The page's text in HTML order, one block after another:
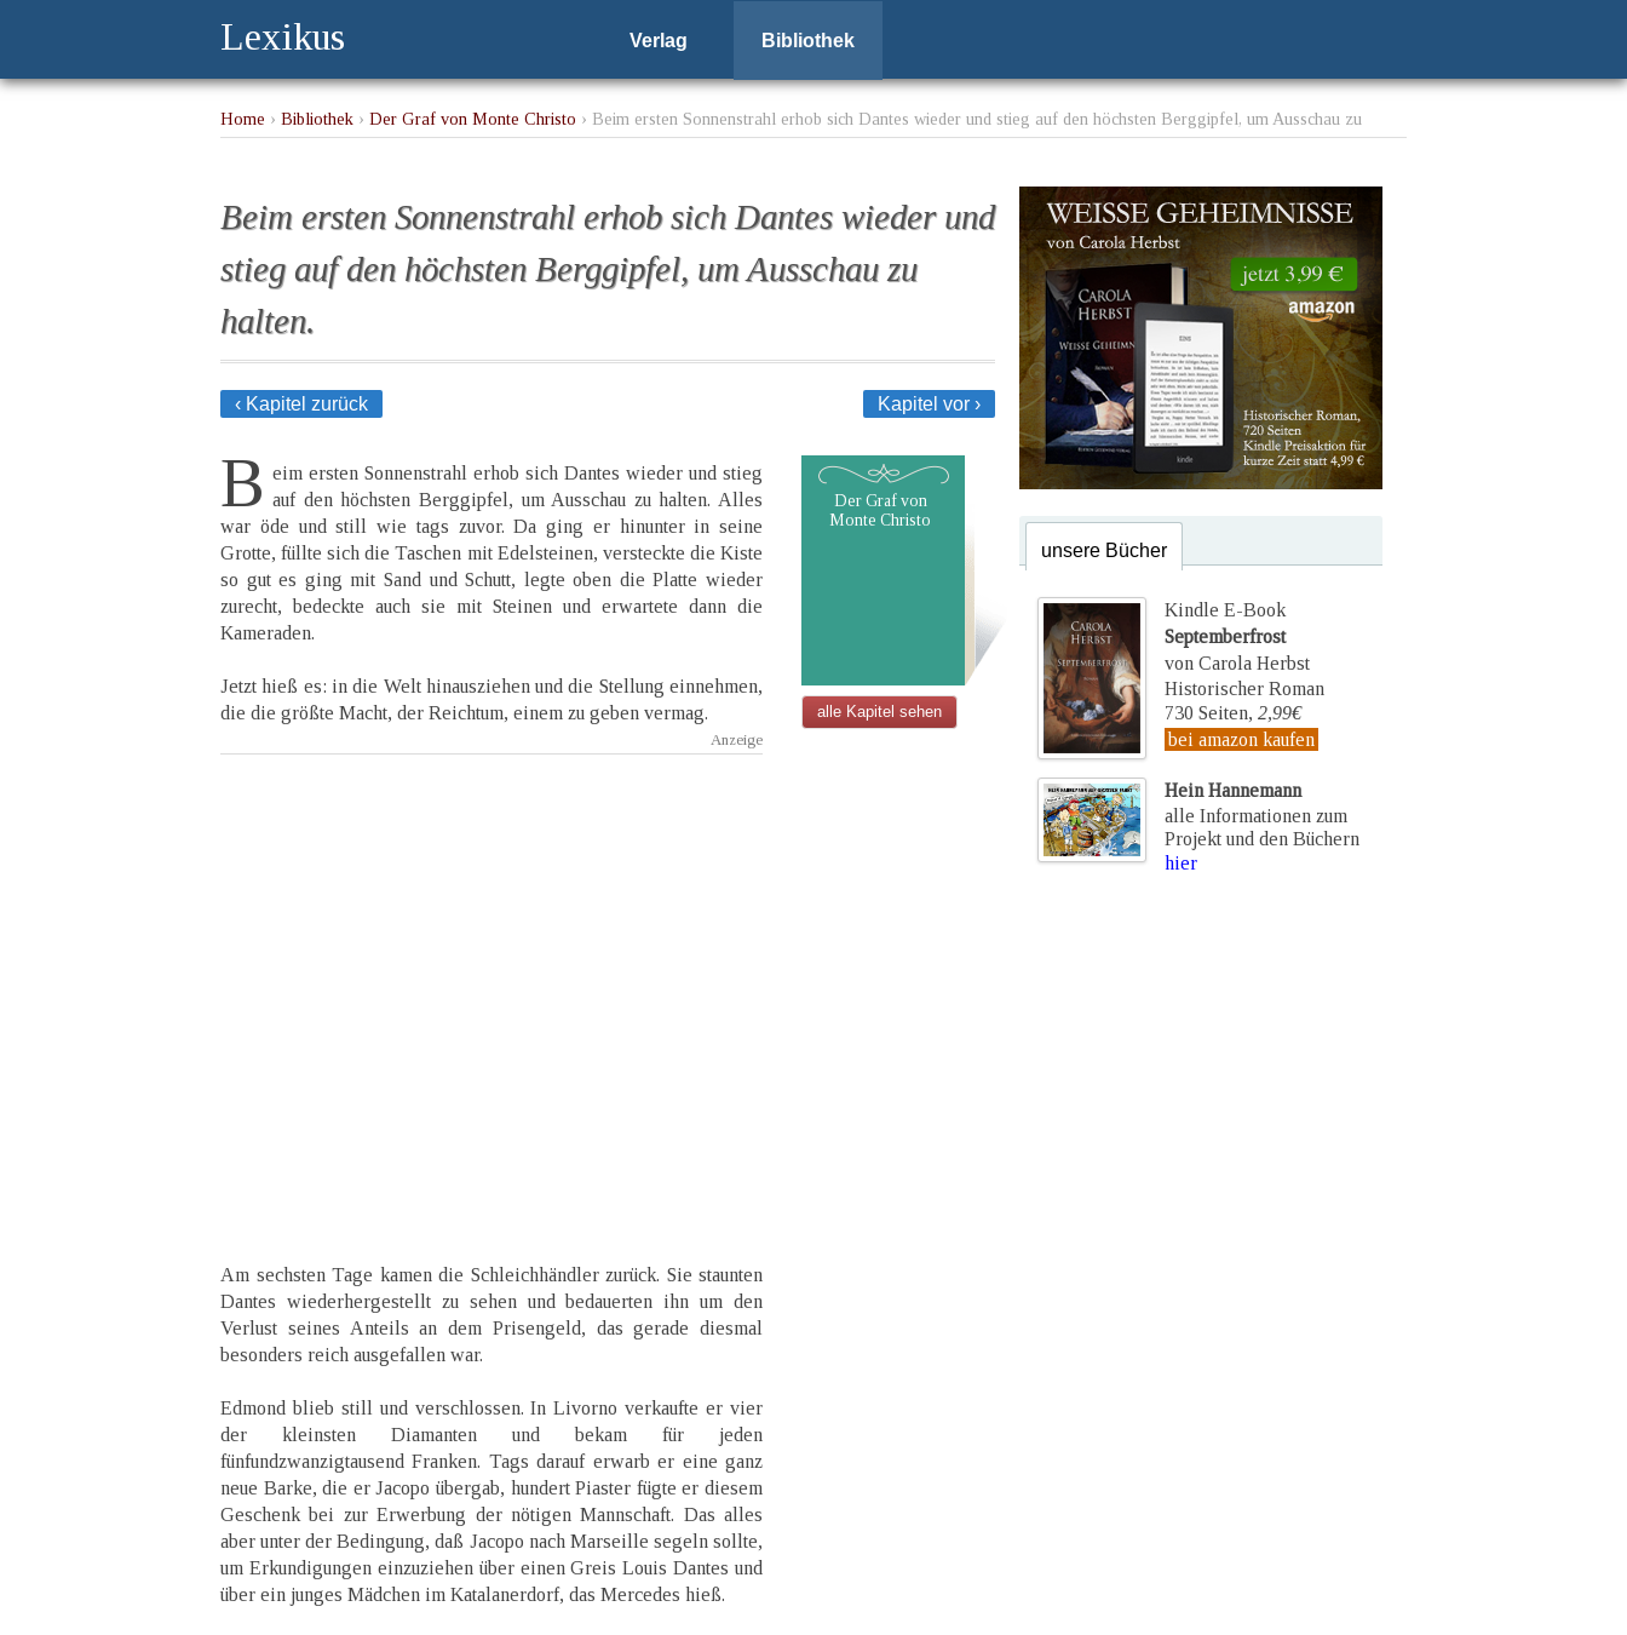
Lexikus Verlag Bibliothek
Home › Bibliothek › Der Graf von Monte Christo › Beim ersten Sonnenstrahl erhob sich Dantes wieder und stieg auf den höchsten Berggipfel, um Ausschau zu
Beim ersten Sonnenstrahl erhob sich Dantes wieder und
stieg auf den höchsten Berggipfel, um Ausschau zu
halten.
‹ Kapitel zurück Kapitel vor ›
B eim ersten Sonnenstrahl erhob sich Dantes wieder und stieg
auf den höchsten Berggipfel, um Ausschau zu halten. Alles
war öde und still wie tags zuvor. Da ging er hinunter in seine
Grotte, füllte sich die Taschen mit Edelsteinen, versteckte die Kiste
so gut es ging mit Sand und Schutt, legte oben die Platte wieder
zurecht, bedeckte auch sie mit Steinen und erwartete dann die
Kameraden.
Jetzt hieß es: in die Welt hinausziehen und die Stellung einnehmen,
die die größte Macht, der Reichtum, einem zu geben vermag.
Am sechsten Tage kamen die Schleichhändler zurück. Sie staunten
Dantes wiederhergestellt zu sehen und bedauerten ihn um den
Verlust seines Anteils an dem Prisengeld, das gerade diesmal
besonders reich ausgefallen war.
Edmond blieb still und verschlossen. In Livorno verkaufte er vier
der kleinsten Diamanten und bekam für jeden
fünfundzwanzigtausend Franken. Tags darauf erwarb er eine ganz
neue Barke, die er Jacopo übergab, hundert Piaster fügte er diesem
Geschenk bei zur Erwerbung der nötigen Mannschaft. Das alles
aber unter der Bedingung, daß Jacopo nach Marseille segeln sollte,
um Erkundigungen einzuziehen über einen Greis Louis Dantes und
über ein junges Mädchen im Katalanerdorf, das Mercedes hieß.
Der Graf von
Monte Christo
alle Kapitel sehen
unsere Bücher
Kindle E-Book
Septemberfrost
von Carola Herbst
Historischer Roman
730 Seiten, 2,99€
bei amazon kaufen
Hein Hannemann
alle Informationen zum
Projekt und den Büchern
hier